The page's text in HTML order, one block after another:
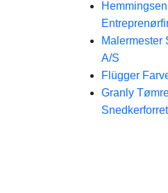
Malermester
A/S
Flügger
Granly